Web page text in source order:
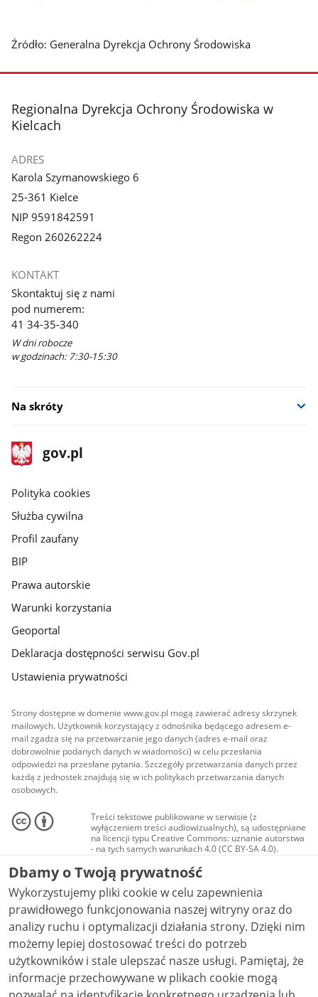
Źródło: Generalna Dyrekcja Ochrony Środowiska
stopka
Regionalna Dyrekcja Ochrony Środowiska w
Kielcach
ADRES
Karola Szymanowskiego 6
25-361 Kielce
NIP 9591842591
Regon 260262224
KONTAKT
Skontaktuj się z nami
pod numerem:
41 34-35-340
W dni robocze
w godzinach: 7:30-15:30
Na skróty
stopka
gov.pl
Strona
gov.pl
gov.pl
Polityka cookies
Służba cywilna
Profil zaufany
BIP
Prawa autorskie
Warunki korzystania
Geoportal
Deklaracja dostępności serwisu Gov.pl
Ustawienia prywatności
Strony dostępne w domenie www.gov.pl mogą zawierać adresy skrzynek
mailowych. Użytkownik korzystający z odnośnika będącego adresem e-
mail zgadza się na przetwarzanie jego danych (adres e-mail oraz
dobrowolnie podanych danych w wiadomości) w celu przesłania
odpowiedzi na przesłane pytania. Szczegóły przetwarzania danych przez
każdą z jednostek znajdują się w ich politykach przetwarzania danych
osobowych.
Treści tekstowe publikowane w serwisie (z
wyłączeniem treści audiowizualnych), są udostępniane
na licencji typu Creative Commons: uznanie autorstwa
- na tych samych warunkach 4.0 (CC BY-SA 4.0).
Materiały audiowizualne, w tym zdjęcia, materiały
audio i wideo, są udostępniane na licencji typu
Creative Commons: uznanie autorstwa użycie
niekomercyjne - bez utworów zależnych 4.0 (CC BY-
NC-ND 4.0), o ile nie jest to stwierdzone inaczej.
Dbamy o Twoją prywatność
Wykorzystujemy pliki cookie w celu zapewnienia
prawidłowego funkcjonowania naszej witryny oraz do
analizy ruchu i optymalizacji działania strony. Dzięki nim
możemy lepiej dostosować treści do potrzeb
użytkowników i stale ulepszać nasze usługi. Pamiętaj, że
informacje przechowywane w plikach cookie mogą